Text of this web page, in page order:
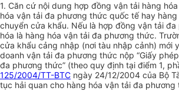
1. Căn cứ nội dung hợp đồng vận tải hàng
hóa vận tải đa phương thức quốc tế hay
chuyển cửa khẩu. Nếu là hợp đồng vận tải
hóa là hàng hóa vận tải đa phương thức.
cửa khẩu cảng nhập (nơi tàu nhập cảnh) mới
doanh vận tải đa phương thức nộp “Giấy
đa phương thức” (theo quy định tại điểm 1,
125/2004/TT-BTC ngày 24/12/2004 của Bộ
tục hải quan cho hàng hóa vận tải đa phương